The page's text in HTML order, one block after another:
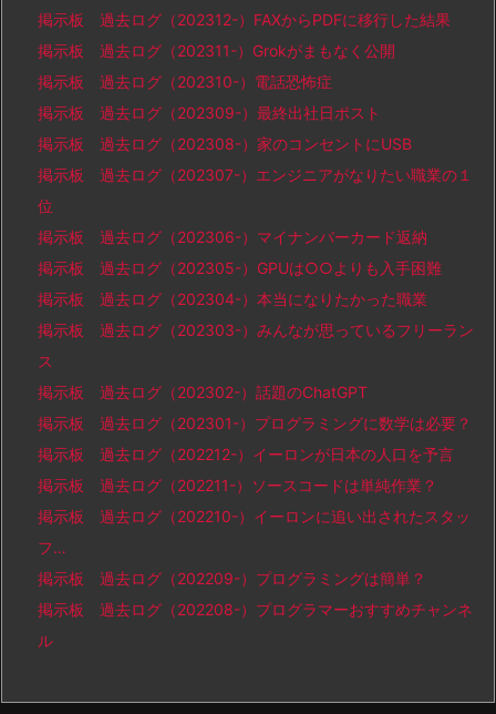
掲示板 過去ログ（202312-）FAXからPDFに移行した結果
掲示板 過去ログ（202311-）Grokがまもなく公開
掲示板 過去ログ（202310-）電話恐怖症
掲示板 過去ログ（202309-）最終出社日ポスト
掲示板 過去ログ（202308-）家のコンセントにUSB
掲示板 過去ログ（202307-）エンジニアがなりたい職業の１
位
掲示板 過去ログ（202306-）マイナンバーカード返納
掲示板 過去ログ（202305-）GPUは○○よりも入手困難
掲示板 過去ログ（202304-）本当になりたかった職業
掲示板 過去ログ（202303-）みんなが思っているフリーラン
ス
掲示板 過去ログ（202302-）話題のChatGPT
掲示板 過去ログ（202301-）プログラミングに数学は必要？
掲示板 過去ログ（202212-）イーロンが日本の人口を予言
掲示板 過去ログ（202211-）ソースコードは単純作業？
掲示板 過去ログ（202210-）イーロンに追い出されたスタッ
フ…
掲示板 過去ログ（202209-）プログラミングは簡単？
掲示板 過去ログ（202208-）プログラマーおすすめチャンネ
ル